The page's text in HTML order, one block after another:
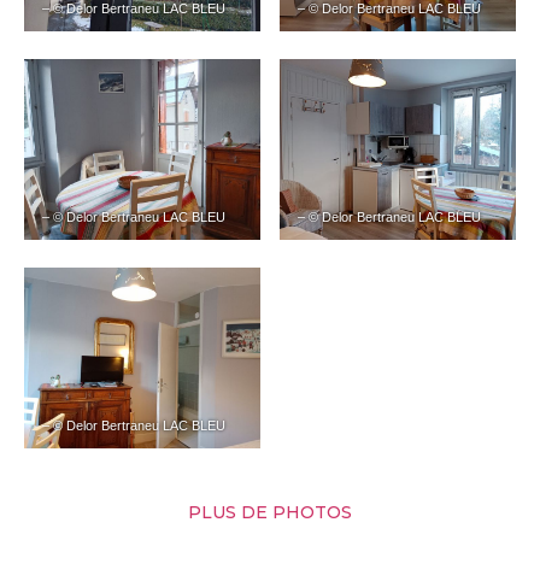
– © Delor Bertraneu LAC BLEU – © Delor Bertraneu LAC BLEU
– © Delor Bertraneu LAC BLEU – © Delor Bertraneu LAC BLEU
– © Delor Bertraneu LAC BLEU
PLUS DE PHOTOS